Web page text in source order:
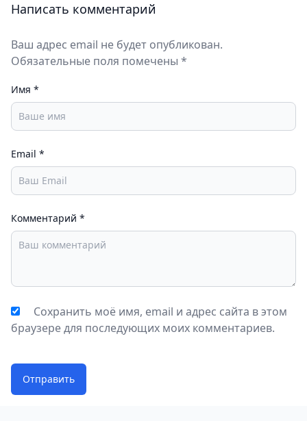
Написать комментарий
Ваш адрес email не будет опубликован.
Обязательные поля помечены *
Имя *
Email *
Комментарий *
Сохранить моё имя, email и адрес сайта в этом
браузере для последующих моих комментариев.
Отправить